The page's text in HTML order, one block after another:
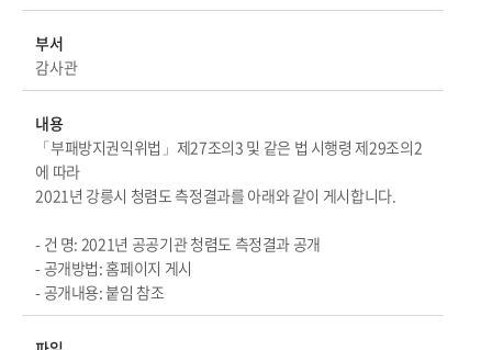
부서
감사관
내용
「부패방지권익위법」제27조의3 및 같은 법 시행령 제29조의2
에 따라
2021년 강릉시 청렴도 측정결과를 아래와 같이 게시합니다.
- 건 명: 2021년 공공기관 청렴도 측정결과 공개
- 공개방법: 홈페이지 게시
- 공개내용: 붙임 참조